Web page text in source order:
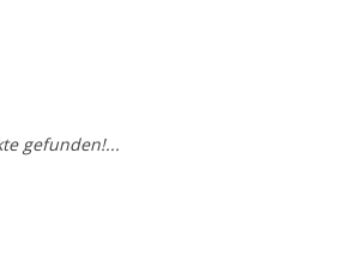
gefunden!...